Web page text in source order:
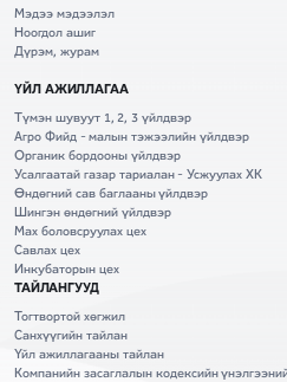
Мэдээ мэдээлэл
Ноогдол ашиг
Дүрэм, журам
ҮЙЛ АЖИЛЛАГАА
Түмэн шувуут 1, 2, 3 үйлдвэр
Агро Фийд - малын тэжээлийн үйлдвэр
Органик бордооны үйлдвэр
Усалгаатай газар тариалан - Усжуулах ХК
Өндөгний сав баглааны үйлдвэр
Шингэн өндөгний үйлдвэр
Мах боловсруулах цех
Савлах цех
Инкубаторын цех
ТАЙЛАНГУУД
Тогтвортой хөгжил
Санхүүгийн тайлан
Үйл ажиллагааны тайлан
Компанийн засаглалын кодексийн